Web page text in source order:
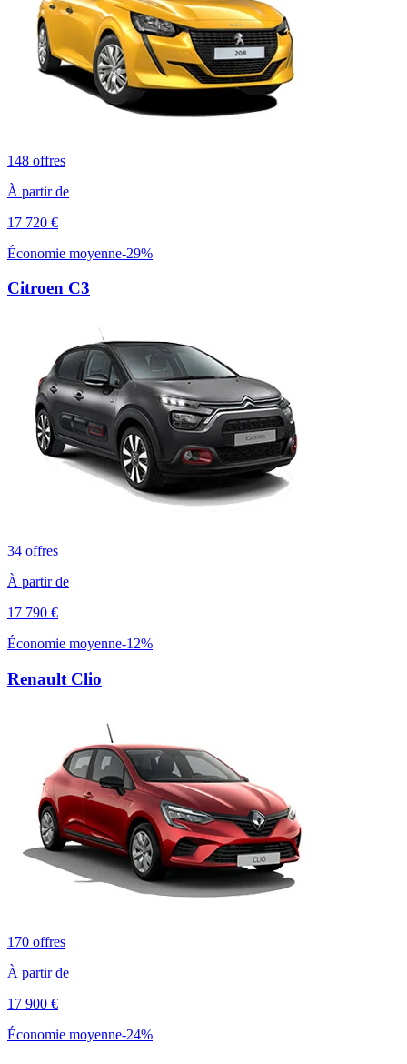
148 offres
À partir de
17 720 €
Économie moyenne-29%
Citroen C3
34 offres
À partir de
17 790 €
Économie moyenne-12%
Renault Clio
170 offres
À partir de
17 900 €
Économie moyenne-24%